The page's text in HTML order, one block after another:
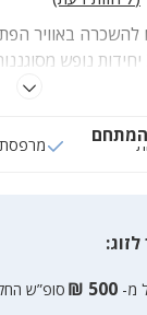
להשכרה באוויר
הקסומים. 2 יחידות נופש
פרטית כיפית
המתחם
מרפסת
לזוג:
מ- 500
₪ סופ”ש